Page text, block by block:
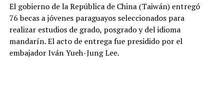
El gobierno de la República de China (Taiwán) entregó
76 becas a jóvenes paraguayos seleccionados para
realizar estudios de grado, posgrado y del idioma
mandarín. El acto de entrega fue presidido por el
embajador Iván Yueh-Jung Lee.